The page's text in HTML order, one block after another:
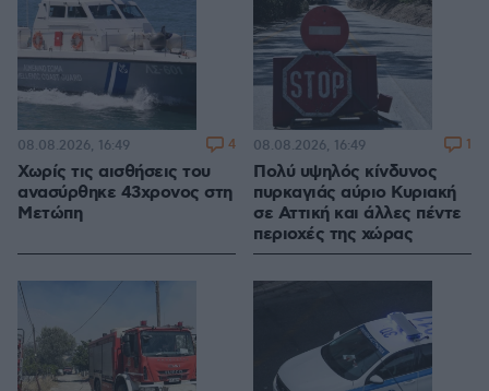
Χωρίς τις αισθήσεις του
ανασύρθηκε 43χρονος στη
Μετώπη
08.08.2026, 16:49 4
Πολύ υψηλός κίνδυνος
πυρκαγιάς αύριο Κυριακή
σε Αττική και άλλες πέντε
περιοχές της χώρας
08.08.2026, 16:49 1